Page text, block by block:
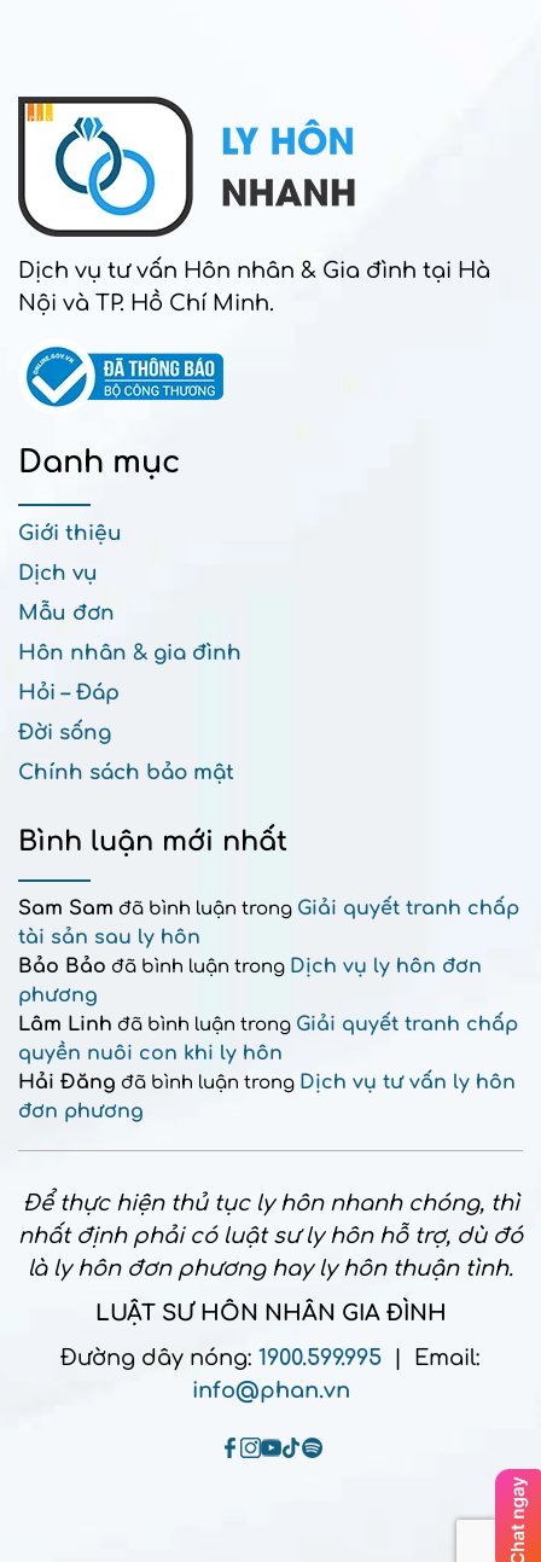
Dịch vụ tư vấn Hôn nhân & Gia đình tại Hà
Nội và TP. Hồ Chí Minh.
Danh mục
Giới thiệu
Dịch vụ
Mẫu đơn
Hôn nhân & gia đình
Hỏi – Đáp
Đời sống
Chính sách bảo mật
Bình luận mới nhất
Sam Sam đã bình luận trong Giải quyết tranh chấp
tài sản sau ly hôn
Bảo Bảo đã bình luận trong Dịch vụ ly hôn đơn
phương
Lâm Linh đã bình luận trong Giải quyết tranh chấp
quyền nuôi con khi ly hôn
Hải Đăng đã bình luận trong Dịch vụ tư vấn ly hôn
đơn phương
Để thực hiện thủ tục ly hôn nhanh chóng, thì
nhất định phải có luật sư ly hôn hỗ trợ, dù đó
là ly hôn đơn phương hay ly hôn thuận tình.
LUẬT SƯ HÔN NHÂN GIA ĐÌNH
Đường dây nóng: 1900.599.995 | Email:
info@phan.vn